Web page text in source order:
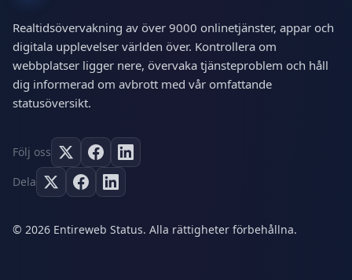
Realtidsövervakning av över 9000 onlinetjänster, appar och
digitala upplevelser världen över. Kontrollera om
webbplatser ligger nere, övervaka tjänsteproblem och håll
dig informerad om avbrott med vår omfattande
statusöversikt.
Följ oss
Dela
© 2026 Entireweb Status. Alla rättigheter förbehållna.